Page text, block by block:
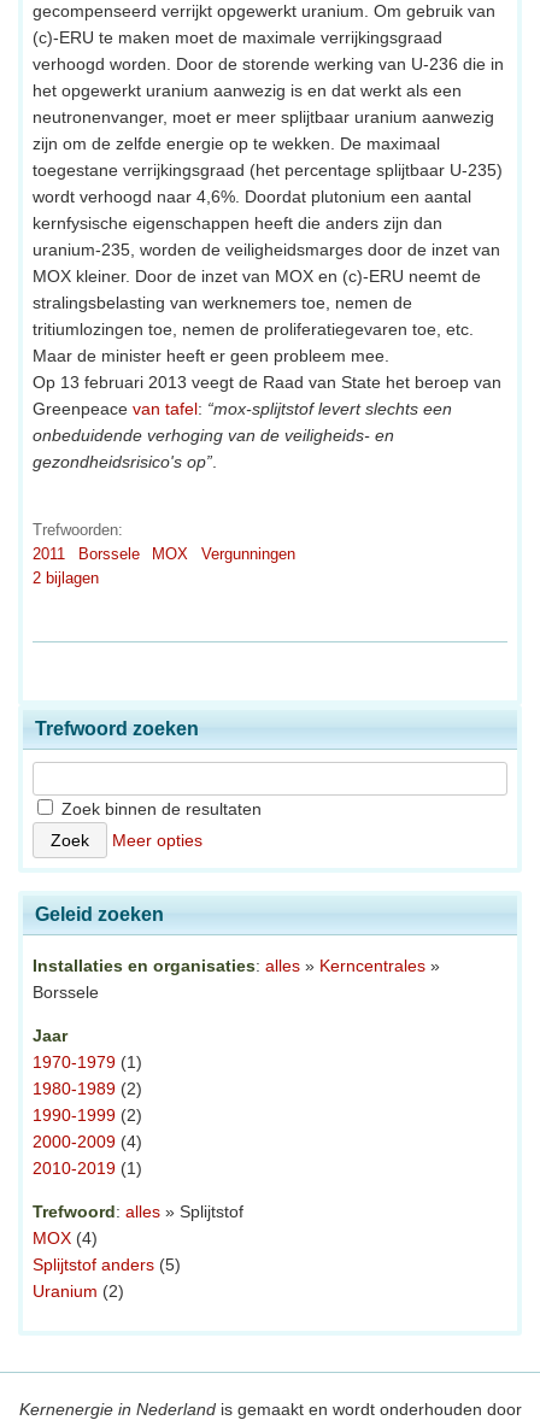
gecompenseerd verrijkt opgewerkt uranium. Om gebruik van
(c)-ERU te maken moet de maximale verrijkingsgraad
verhoogd worden. Door de storende werking van U-236 die in
het opgewerkt uranium aanwezig is en dat werkt als een
neutronenvanger, moet er meer splijtbaar uranium aanwezig
zijn om de zelfde energie op te wekken. De maximaal
toegestane verrijkingsgraad (het percentage splijtbaar U-235)
wordt verhoogd naar 4,6%. Doordat plutonium een aantal
kernfysische eigenschappen heeft die anders zijn dan
uranium-235, worden de veiligheidsmarges door de inzet van
MOX kleiner. Door de inzet van MOX en (c)-ERU neemt de
stralingsbelasting van werknemers toe, nemen de
tritiumlozingen toe, nemen de proliferatiegevaren toe, etc.
Maar de minister heeft er geen probleem mee.
Op 13 februari 2013 veegt de Raad van State het beroep van
Greenpeace van tafel: “mox-splijtstof levert slechts een
onbeduidende verhoging van de veiligheids- en
gezondheidsrisico's op”
Trefwoorden:
2011
Borssele MOX
Vergunningen
2 bijlagen
Trefwoord zoeken
Zoek binnen de resultaten
Meer opties
Geleid zoeken
Installaties en organisaties: alles » Kerncentrales »
Borssele
Jaar
1970-1979 (1)
1980-1989 (2)
1990-1999 (2)
2000-2009 (4)
2010-2019 (1)
Trefwoord: alles » Splijtstof
MOX (4)
Splijtstof anders (5)
Uranium (2)
Kernenergie in Nederlandis gemaakt en wordt onderhouden door